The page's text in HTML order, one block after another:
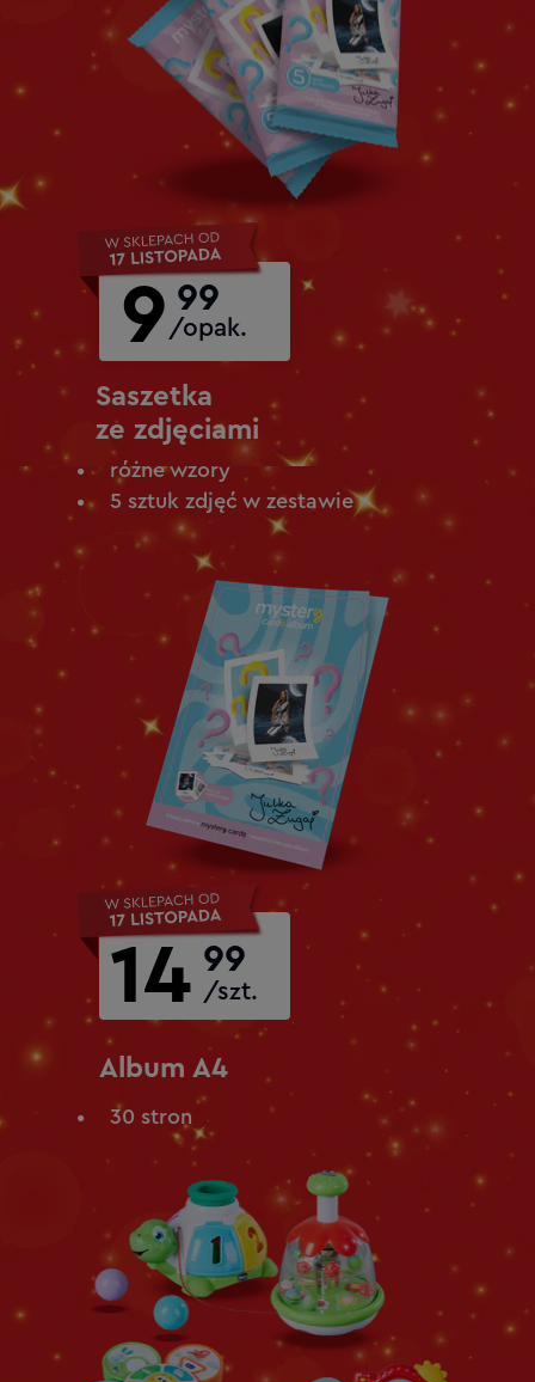
Saszetka
ze zdjęciami
9 /opak.
99
Album A4
99
14 /szt.
różne wzory
5 sztuk zdjęć w zestawie
30 stron